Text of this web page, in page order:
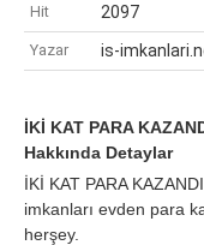
Hit 2097
Yazar is-
İKİ KAT PARA
Hakkında Detaylar
İKİ KAT PARA
imkanları evden para
herşey.